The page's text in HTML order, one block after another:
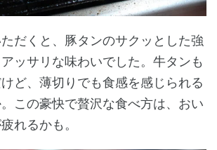
だくと、豚タンのサクッとした強
ッサリな味わいでした。牛タンも
ど、薄切りでも食感を感じられる
この豪快で贅沢な食べ方は、おい
れるかも。